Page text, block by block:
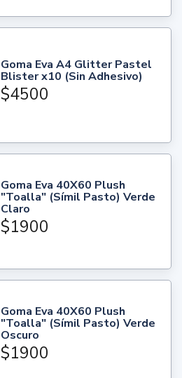
Goma Eva A4 Glitter Pastel
Blister x10 (Sin Adhesivo)
$4500
Goma Eva 40X60 Plush
"Toalla" (Símil Pasto) Verde
Claro
$1900
Goma Eva 40X60 Plush
"Toalla" (Símil Pasto) Verde
Oscuro
$1900